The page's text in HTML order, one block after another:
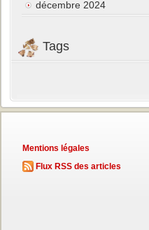
décembre 2024
Tags
Mentions légales
Flux RSS des articles